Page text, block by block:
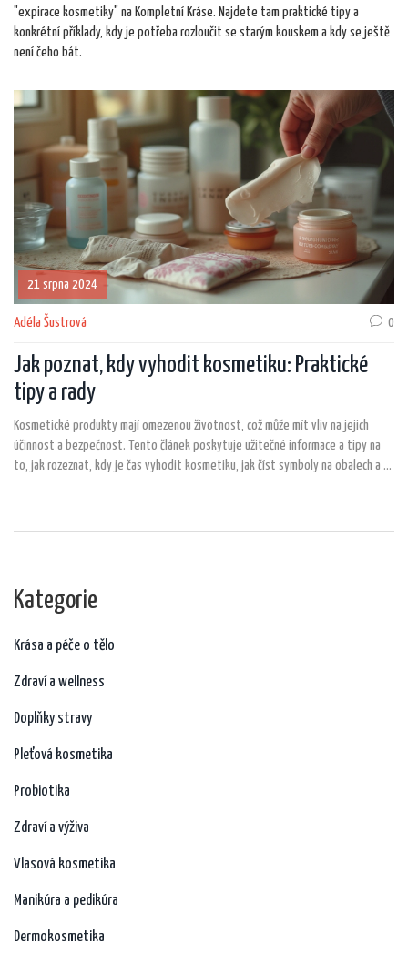
"expirace kosmetiky" na Kompletní Kráse. Najdete tam praktické tipy a
konkrétní příklady, kdy je potřeba rozloučit se starým kouskem a kdy se ještě
není čeho bát.
21 srpna 2024
Adéla Šustrová 0
Jak poznat, kdy vyhodit kosmetiku: Praktické
tipy a rady
Kosmetické produkty mají omezenou životnost, což může mít vliv na jejich
účinnost a bezpečnost. Tento článek poskytuje užitečné informace a tipy na
to, jak rozeznat, kdy je čas vyhodit kosmetiku, jak číst symboly na obalech a co
Kategorie
Krása a péče o tělo
Zdraví a wellness
Doplňky stravy
Pleťová kosmetika
Probiotika
Zdraví a výživa
Vlasová kosmetika
Manikúra a pedikúra
Dermokosmetika